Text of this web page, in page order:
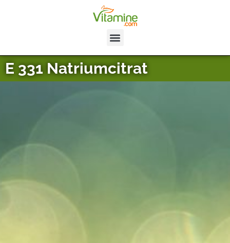
E 331 Natriumcitrat